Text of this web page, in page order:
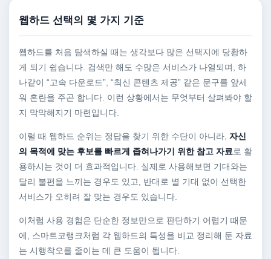
웹하드 선택의 몇 가지 기준
웹하드를 처음 탐색하실 때는 생각보다 많은 선택지에 당황하
게 되기 쉽습니다. 검색만 해도 수많은 서비스가 나열되며, 하
나같이 “고속 다운로드”, “최신 콘텐츠 제공” 같은 문구를 앞세
워 혼란을 주곤 합니다. 이런 상황에서는 무엇부터 살펴봐야 할
지 막막해지기 마련입니다.
이럴 때 웹하드 순위는 정답을 찾기 위한 수단이 아니라, 자신
의 목적에 맞는 후보를 빠르게 좁혀나가기 위한 참고 자료로 활
용하시는 것이 더 효과적입니다. 실제로 사용해보면 기대와는
달리 불편을 느끼는 경우도 있고, 반대로 별 기대 없이 선택한
서비스가 오히려 잘 맞는 경우도 있습니다.
이처럼 사용 경험은 단순한 정보만으로 판단하기 어렵기 때문
에, 스마트코랭크처럼 각 웹하드의 특성을 비교 정리해 둔 자료
는 시행착오를 줄이는 데 큰 도움이 됩니다.